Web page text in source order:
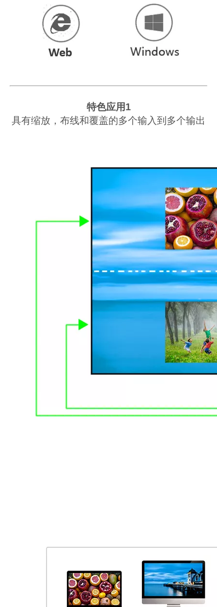
特色应用1
具有缩放，布线和覆盖的多个输入到多个输出